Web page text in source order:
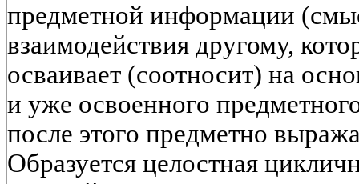
предметной информации
взаимодействия другому,
осваивает (соотносит) на
и уже освоенного
после этого предметно
Образуется целостная